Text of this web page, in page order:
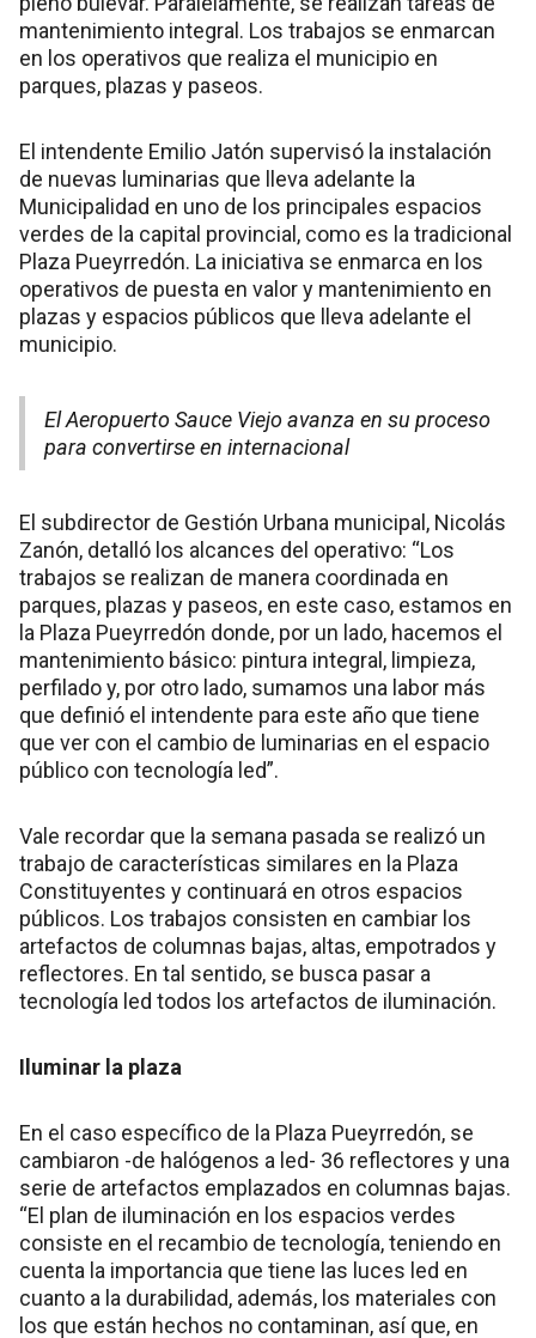
mantenimiento integral. Los trabajos se enmarcan
en los operativos que realiza el municipio en
parques, plazas y paseos.
El intendente Emilio Jatón supervisó la instalación
de nuevas luminarias que lleva adelante la
Municipalidad en uno de los principales espacios
verdes de la capital provincial, como es la tradicional
Plaza Pueyrredón. La iniciativa se enmarca en los
operativos de puesta en valor y mantenimiento en
plazas y espacios públicos que lleva adelante el
municipio.
El Aeropuerto Sauce Viejo avanza en su proceso
para convertirse en internacional
El subdirector de Gestión Urbana municipal, Nicolás
Zanón, detalló los alcances del operativo: “Los
trabajos se realizan de manera coordinada en
parques, plazas y paseos, en este caso, estamos en
la Plaza Pueyrredón donde, por un lado, hacemos el
mantenimiento básico: pintura integral, limpieza,
perfilado y, por otro lado, sumamos una labor más
que definió el intendente para este año que tiene
que ver con el cambio de luminarias en el espacio
público con tecnología led”.
Vale recordar que la semana pasada se realizó un
trabajo de características similares en la Plaza
Constituyentes y continuará en otros espacios
públicos. Los trabajos consisten en cambiar los
artefactos de columnas bajas, altas, empotrados y
reflectores. En tal sentido, se busca pasar a
tecnología led todos los artefactos de iluminación.
Iluminar la plaza
En el caso específico de la Plaza Pueyrredón, se
cambiaron -de halógenos a led- 36 reflectores y una
serie de artefactos emplazados en columnas bajas.
“El plan de iluminación en los espacios verdes
consiste en el recambio de tecnología, teniendo en
cuenta la importancia que tiene las luces led en
cuanto a la durabilidad, además, los materiales con
los que están hechos no contaminan, así que, en